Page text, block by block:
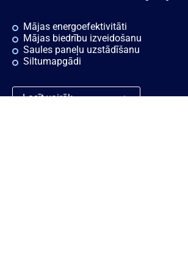
Mājas energoefektivitāti
Mājas biedrību izveidošanu
Saules paneļu uzstādīšanu
Siltumapgādi
Lasīt vairāk